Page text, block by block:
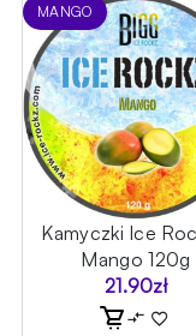
MANGO
Kamyczki Ice
Mango 120g
21.90zł